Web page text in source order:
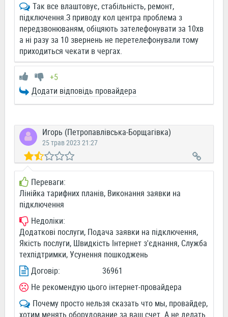
Так все влаштовує, стабільність, ремонт,
підключення.З приводу кол центра проблема з
передзвонюваням, обіцяють зателефонувати за 10хв
а ні разу за 10 звернень не перетелефонували тому
приходиться чекати в чергах.
+5
Додати відповідь провайдера
Игорь (Петропавлівська-Борщагівка)
25 трав 2023 21:27
Переваги:
Лінійка тарифних планів, Виконання заявки на
підключення
Недоліки:
Додаткові послуги, Подача заявки на підключення,
Якість послуги, Швидкість Інтернет з'єднання, Служба
техпідтримки, Усунення пошкоджень
Договір:
36961
Не рекомендую цього інтернет-провайдера
Почему просто нельзя сказать что мы, провайдер,
хотим менять оборудование за ваш счет. А не делать